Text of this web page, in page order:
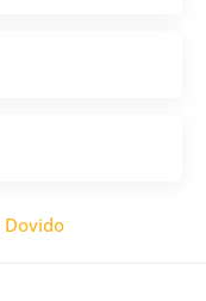
Dovido